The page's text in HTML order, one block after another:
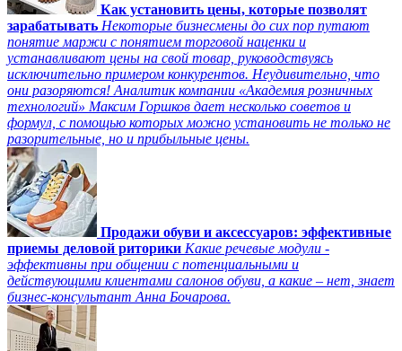
Как установить цены, которые позволят
зарабатывать Некоторые бизнесмены до сих пор путают
понятие маржи с понятием торговой наценки и
устанавливают цены на свой товар, руководствуясь
исключительно примером конкурентов. Неудивительно, что
они разоряются! Аналитик компании «Академия розничных
технологий» Максим Горшков дает несколько советов и
формул, с помощью которых можно установить не только не
разорительные, но и прибыльные цены.
Продажи обуви и аксессуаров: эффективные
приемы деловой риторики Какие речевые модули -
эффективны при общении с потенциальными и
действующими клиентами салонов обуви, а какие – нет, знает
бизнес-консультант Анна Бочарова.